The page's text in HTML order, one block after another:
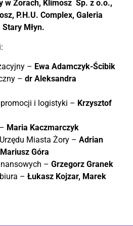
w Żorach, Klimosz Sp. z o.o.,
P.H.U. Complex, Galeria
Młyn.
– Ewa Adamczyk-Ścibik
– dr Aleksandra
i logistyki – Krzysztof
Maria Kaczmarczyk
Miasta Żory – Adrian
Mariusz Góra
– Grzegorz Granek
– Łukasz Kojzar, Marek